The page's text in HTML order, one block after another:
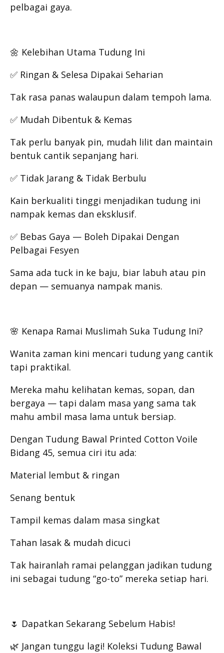
pelbagai gaya.
🌼 Kelebihan Utama Tudung Ini
✅ Ringan & Selesa Dipakai Seharian
Tak rasa panas walaupun dalam tempoh lama.
✅ Mudah Dibentuk & Kemas
Tak perlu banyak pin, mudah lilit dan maintain
bentuk cantik sepanjang hari.
✅ Tidak Jarang & Tidak Berbulu
Kain berkualiti tinggi menjadikan tudung ini
nampak kemas dan eksklusif.
✅ Bebas Gaya — Boleh Dipakai Dengan
Pelbagai Fesyen
Sama ada tuck in ke baju, biar labuh atau pin
depan — semuanya nampak manis.
🌸 Kenapa Ramai Muslimah Suka Tudung Ini?
Wanita zaman kini mencari tudung yang cantik
tapi praktikal.
Mereka mahu kelihatan kemas, sopan, dan
bergaya — tapi dalam masa yang sama tak
mahu ambil masa lama untuk bersiap.
Dengan Tudung Bawal Printed Cotton Voile
Bidang 45, semua ciri itu ada:
Material lembut & ringan
Senang bentuk
Tampil kemas dalam masa singkat
Tahan lasak & mudah dicuci
Tak hairanlah ramai pelanggan jadikan tudung
ini sebagai tudung “go-to” mereka setiap hari.
🌷 Dapatkan Sekarang Sebelum Habis!
🌿 Jangan tunggu lagi! Koleksi Tudung Bawal